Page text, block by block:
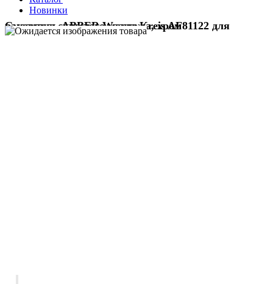
Новинки
Смеситель ABBER Wasser Kreis AF81122 для раковины скрытого монтажа, хром